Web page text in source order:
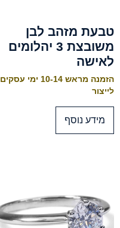
טבעת מזהב לבן
משובצת 3 יהלומים
לאישה
הזמנה מראש 10-14 ימי עסקים
לייצור
מידע נוסף